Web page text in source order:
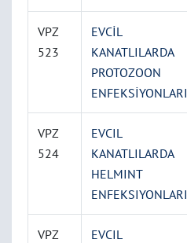
VPZ
523
EVCİL
KANATLILARDA
PROTOZOON
ENFEKSİYONLARI
VPZ
524
EVCIL
KANATLILARDA
HELMINT
ENFEKSIYONLARI
VPZ
EVCIL